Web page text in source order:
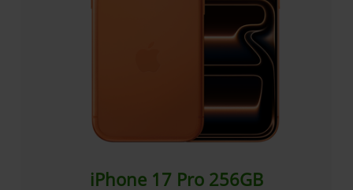
iPhone 17 Pro 256GB